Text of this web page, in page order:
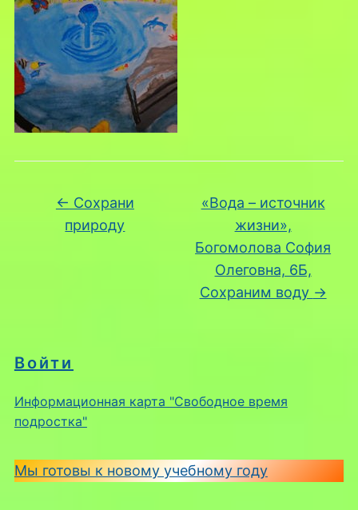
Войти
Информационная карта "Свободное время
подростка"
Мы готовы к новому учебному году
← Сохрани
природу
«Вода – источник
жизни»,
Богомолова София
Олеговна, 6Б,
Сохраним воду →